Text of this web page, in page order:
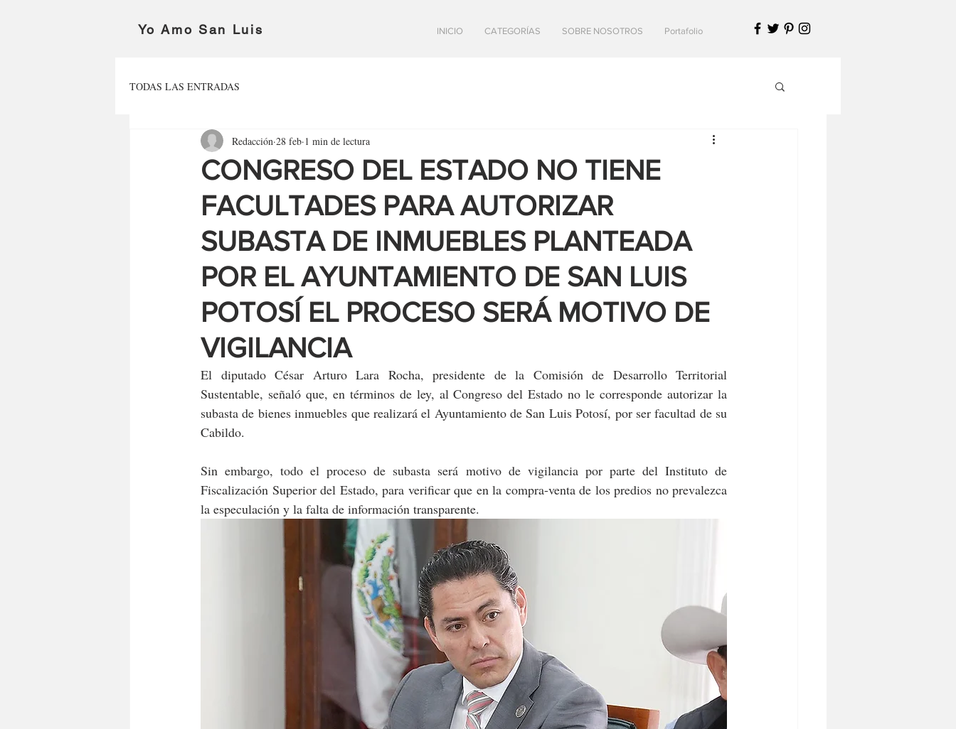
Yo Amo San Luis INICIO CATEGORÍAS SOBRE NOSOTROS Portafolio
TODAS LAS ENTRADAS
CONGRESO DEL ESTADO NO TIENE
FACULTADES PARA AUTORIZAR
SUBASTA DE INMUEBLES PLANTEADA
POR EL AYUNTAMIENTO DE SAN LUIS
POTOSÍ EL PROCESO SERÁ MOTIVO DE
VIGILANCIA
Redacción 28 feb 1 min de lectura
El diputado César Arturo Lara Rocha, presidente de la Comisión de Desarrollo Territorial
Sustentable, señaló que, en términos de ley, al Congreso del Estado no le corresponde autorizar la
subasta de bienes inmuebles que realizará el Ayuntamiento de San Luis Potosí, por ser facultad de su
Cabildo.
Sin embargo, todo el proceso de subasta será motivo de vigilancia por parte del Instituto de
Fiscalización Superior del Estado, para verificar que en la compra-venta de los predios no prevalezca
la especulación y la falta de información transparente.